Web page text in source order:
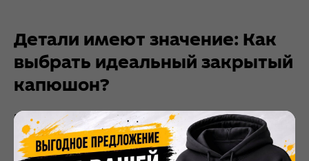
Детали имеют значение: Как
выбрать идеальный закрытый
капюшон?
При выборе худи
с глубоким или
затягивающимся капюшоном стоит обратить
внимание на несколько важных моментов: